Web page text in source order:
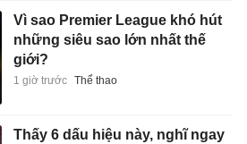
Vì sao Premier League khó hút
những siêu sao lớn nhất thế
giới?
1 giờ trước Thể thao
Thấy 6 dấu hiệu này, nghĩ ngay